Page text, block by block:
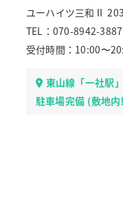
ユーハイツ三和Ⅱ 203
TEL：070-8942-3887
受付時間：10:00〜
東山線「一社駅
駐車場完備 (敷地